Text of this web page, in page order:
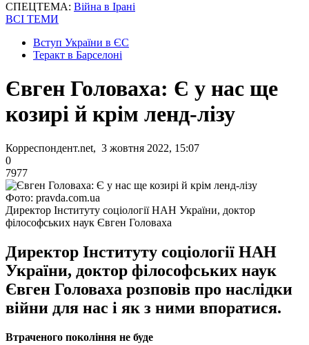
СПЕЦТЕМА: Війна в Ірані
ВСІ ТЕМИ
Вступ України в ЄС
Теракт в Барселоні
Євген Головаха: Є у нас ще
козирі й крім ленд-лізу
Корреспондент.net, 3 жовтня 2022, 15:07
0
7977
Фото: pravda.com.ua
Директор Інституту соціології НАН України, доктор
філософських наук Євген Головаха
Директор Інституту соціології НАН
України, доктор філософських наук
Євген Головаха розповів про наслідки
війни для нас і як з ними впоратися.
Втраченого покоління не буде